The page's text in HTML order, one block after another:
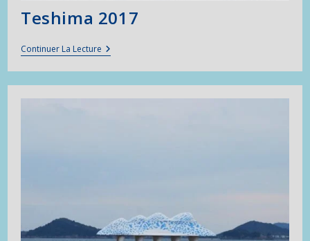
Teshima 2017
Continuer La LectureTeshima
2017